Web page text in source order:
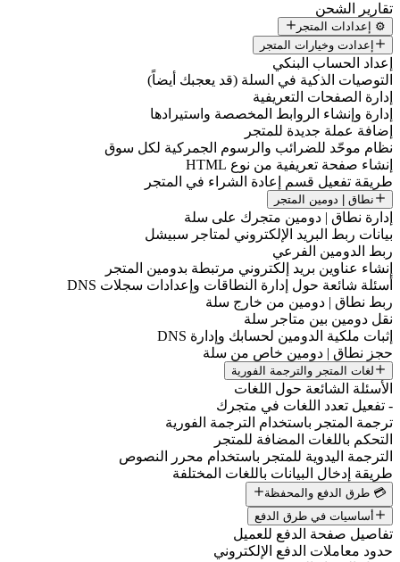
تقارير الشحن
⚙️ إعدادات المتجر
إعدادت وخيارات المتجر
إعداد الحساب البنكي
التوصيات الذكية في السلة (قد يعجبك أيضاً)
إدارة الصفحات التعريفية
إدارة وإنشاء الروابط المخصصة واستيرادها
إضافة عملة جديدة للمتجر
نظام موحّد للضرائب والرسوم الجمركية لكل سوق
إنشاء صفحة تعريفية من نوع HTML
طريقة تفعيل قسم إعادة الشراء في المتجر
نطاق | دومين المتجر
إدارة نطاق | دومين متجرك على سلة
بيانات ربط البريد الإلكتروني لمتاجر سبيشل
ربط الدومين الفرعي
إنشاء عناوين بريد إلكتروني مرتبطة بدومين المتجر
أسئلة شائعة حول إدارة النطاقات وإعدادات سجلات DNS
ربط نطاق | دومين من خارج سلة
نقل دومين بين متاجر سلة
إثبات ملكية الدومين لحسابك وإدارة DNS
حجز نطاق | دومين خاص من سلة
لغات المتجر والترجمة الفورية
الأسئلة الشائعة حول اللغات
- تفعيل تعدد اللغات في متجرك
ترجمة المتجر باستخدام الترجمة الفورية
التحكم باللغات المضافة للمتجر
الترجمة اليدوية للمتجر باستخدام محرر النصوص
طريقة إدخال البيانات باللغات المختلفة
💳 طرق الدفع والمحفظة
أساسيات في طرق الدفع
تفاصيل صفحة الدفع للعميل
حدود معاملات الدفع الإلكتروني